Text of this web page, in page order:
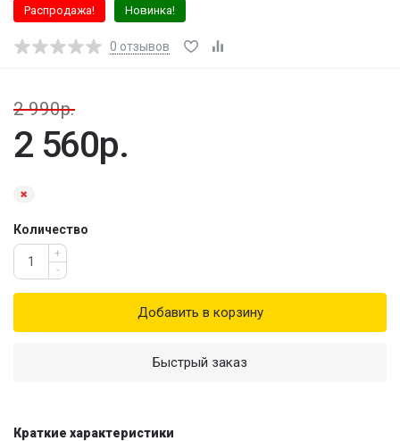
Распродажа! Новинка!
0 отзывов
2 990р.
2 560р.
Количество
+
-
Добавить в корзину
Быстрый заказ
Краткие характеристики